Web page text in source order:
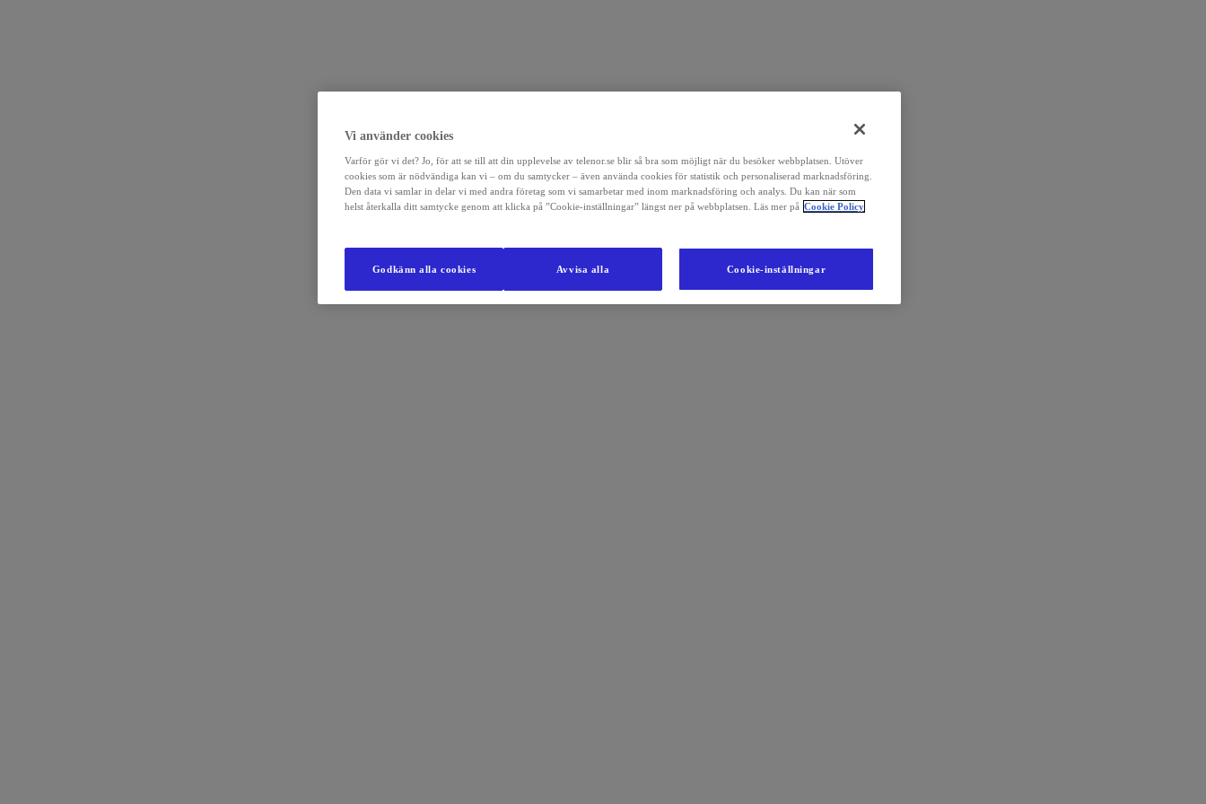
Vi använder cookies
Varför gör vi det? Jo, för att se till att din upplevelse av telenor.se blir så bra som möjligt när du besöker webbplatsen. Utöver
cookies som är nödvändiga kan vi – om du samtycker – även använda cookies för statistik och personaliserad marknadsföring.
Den data vi samlar in delar vi med andra företag som vi samarbetar med inom marknadsföring och analys. Du kan när som
helst återkalla ditt samtycke genom att klicka på ”Cookie-inställningar” längst ner på webbplatsen. Läs mer på Cookie Policy
Cookie-inställningar
Avvisa alla
Godkänn alla cookies